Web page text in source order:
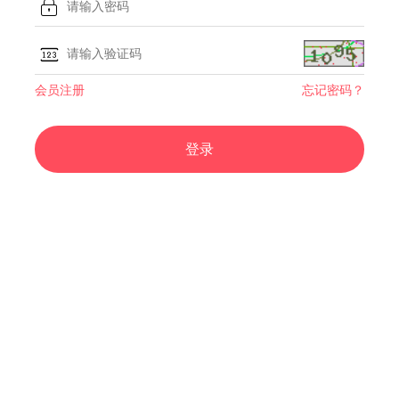
会员注册 忘记密码？
登录